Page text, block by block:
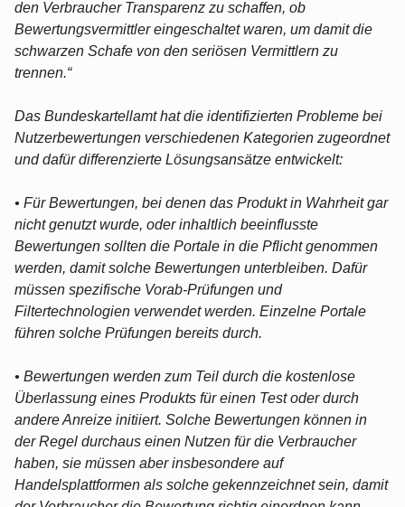
den Verbraucher Transparenz zu schaffen, ob
Bewertungsvermittler eingeschaltet waren, um damit die
schwarzen Schafe von den seriösen Vermittlern zu
trennen.“
Das Bundeskartellamt hat die identifizierten Probleme bei
Nutzerbewertungen verschiedenen Kategorien zugeordnet
und dafür differenzierte Lösungsansätze entwickelt:
• Für Bewertungen, bei denen das Produkt in Wahrheit gar
nicht genutzt wurde, oder inhaltlich beeinflusste
Bewertungen sollten die Portale in die Pflicht genommen
werden, damit solche Bewertungen unterbleiben. Dafür
müssen spezifische Vorab-Prüfungen und
Filtertechnologien verwendet werden. Einzelne Portale
führen solche Prüfungen bereits durch.
• Bewertungen werden zum Teil durch die kostenlose
Überlassung eines Produkts für einen Test oder durch
andere Anreize initiiert. Solche Bewertungen können in
der Regel durchaus einen Nutzen für die Verbraucher
haben, sie müssen aber insbesondere auf
Handelsplattformen als solche gekennzeichnet sein, damit